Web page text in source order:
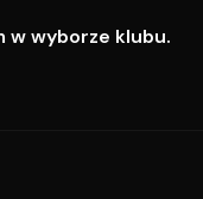
w wyborze klubu.